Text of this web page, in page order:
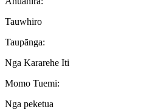
Tauwhiro
Taupānga:
Nga Kararehe Iti
Momo Tuemi:
Nga peketua